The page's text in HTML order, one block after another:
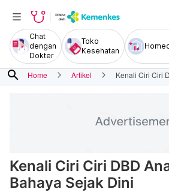
Chat
dengan
Dokter
Toko
Kesehatan
search Home Artikel Kenali Ciri Ciri
Kenali Ciri Ciri DBD
Bahaya Sejak Dini